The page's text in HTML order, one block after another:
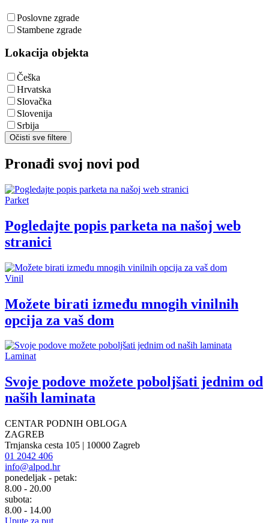
Poslovne zgrade
Stambene zgrade
Lokacija objekta
Češka
Hrvatska
Slovačka
Slovenija
Srbija
Očisti sve filtere
Pronađi svoj novi pod
Parket
Pogledajte popis parketa na našoj web
stranici
Vinil
Možete birati između mnogih vinilnih
opcija za vaš dom
Laminat
Svoje podove možete poboljšati jednim od
naših laminata
CENTAR PODNIH OBLOGA
ZAGREB
Trnjanska cesta 105 | 10000 Zagreb
01 2042 406
info@alpod.hr
ponedeljak - petak:
8.00 - 20.00
subota:
8.00 - 14.00